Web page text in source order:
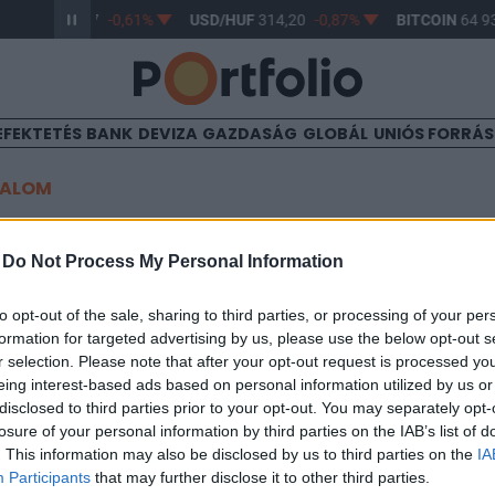
Do Not Process My Personal Information
opt-out of the sale, sharing to third parties, or processing of your
for targeted advertising by us, please use the below opt-out
selection. Please note that after your opt-out request is processed
interest-based ads based on personal information utilized by us
to third parties prior to your opt-out. You may separately
of your personal information by third parties on the IAB’s list of
This information may also be disclosed by us to third parties on the
Participants that may further disclose it to other third parties.
363,17 -0,61% USD/HUF 314,20 -0,87% BITCOIN64
BANK DEVIZA GAZDASÁG GLOBÁL UNIÓS
jelű Kincstári
március 2-ig jegyzésre meghirdetett 2004/T2 jelű Kincstári
a lejáratkori elérhető éves hozama 8,65%.A jelen írás
vagy befektetési ajánlásnak. Részletes jogi információ